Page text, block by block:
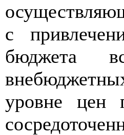
с
бюджета
уровне цен